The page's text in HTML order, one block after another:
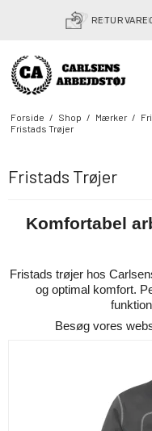
Forside / Shop / Mærker /
Fristads Trøjer
Fristads Trøjer
Komfortabel
Fristads trøjer hos
og optimal komfort.
Besøg vores